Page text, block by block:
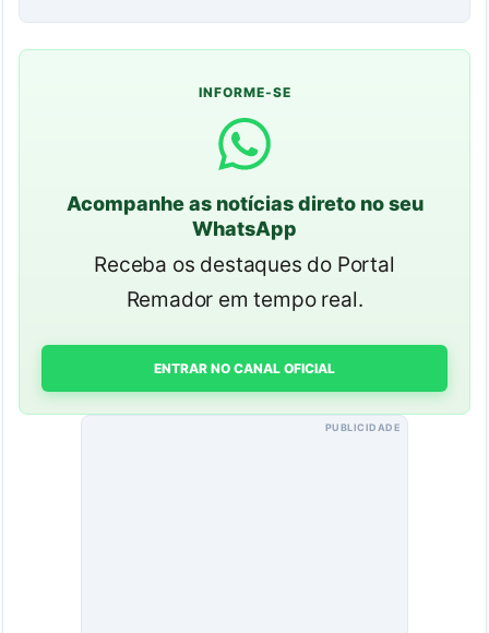
INFORME-SE
Acompanhe as notícias direto no seu
WhatsApp
Receba os destaques do Portal
Remador em tempo real.
ENTRAR NO CANAL OFICIAL
PUBLICIDADE